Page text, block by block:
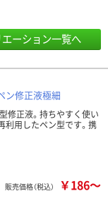
ーション一覧へ
ン修正液極細
修正液。持ちやすく使い
利用したペン型です。携
販売価格（税込） ￥186～